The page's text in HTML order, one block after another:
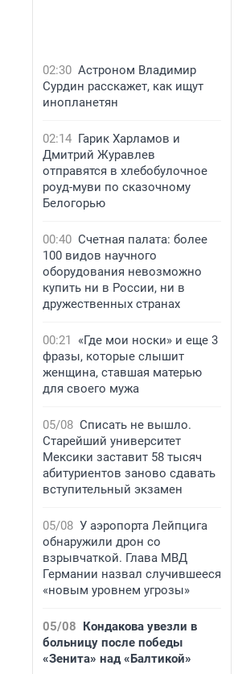
02:30 Астроном Владимир
Сурдин расскажет, как ищут
инопланетян
02:14 Гарик Харламов и
Дмитрий Журавлев
отправятся в хлебобулочное
роуд-муви по сказочному
Белогорью
00:40 Счетная палата: более
100 видов научного
оборудования невозможно
купить ни в России, ни в
дружественных странах
00:21
«Где мои носки» и еще 3
фразы, которые слышит
женщина, ставшая матерью
для своего мужа
05/08 Списать не вышло.
Старейший университет
Мексики заставит 58 тысяч
абитуриентов заново сдавать
вступительный экзамен
05/08 У аэропорта Лейпцига
обнаружили дрон со
взрывчаткой. Глава МВД
Германии назвал случившееся
«новым уровнем угрозы»
05/08 Кондакова увезли в
больницу после победы
«Зенита» над «Балтикой»